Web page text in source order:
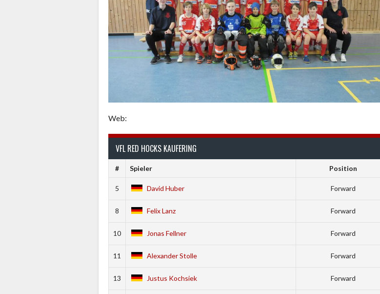
Web:
VFL RED HOCKS KAUFERING
# Spieler Position
5 David Huber Forward
8 Felix Lanz Forward
10 Jonas Fellner Forward
11 Alexander Stolle Forward
13 Justus Kochsiek Forward